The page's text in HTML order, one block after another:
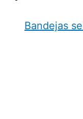
Bandejas